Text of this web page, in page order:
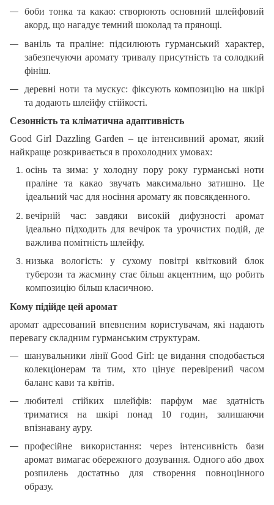
боби тонка та какао: створюють основний шлейфовий
акорд, що нагадує темний шоколад та прянощі.
ваніль та праліне: підсилюють гурманський характер,
забезпечуючи аромату тривалу присутність та солодкий
фініш.
деревні ноти та мускус: фіксують композицію на шкірі
та додають шлейфу стійкості.
Сезонність та кліматична адаптивність
Good Girl Dazzling Garden – це інтенсивний аромат, який
найкраще розкривається в прохолодних умовах:
осінь та зима: у холодну пору року гурманські ноти
праліне та какао звучать максимально затишно. Це
ідеальний час для носіння аромату як повсякденного.
вечірній час: завдяки високій дифузності аромат
ідеально підходить для вечірок та урочистих подій, де
важлива помітність шлейфу.
низька вологість: у сухому повітрі квітковий блок
туберози та жасмину стає більш акцентним, що робить
композицію більш класичною.
Кому підійде цей аромат
аромат адресований впевненим користувачам, які надають
перевагу складним гурманським структурам.
шанувальники лінії Good Girl: це видання сподобається
колекціонерам та тим, хто цінує перевірений часом
баланс кави та квітів.
любителі стійких шлейфів: парфум має здатність
триматися на шкірі понад 10 годин, залишаючи
впізнавану ауру.
професійне використання: через інтенсивність бази
аромат вимагає обережного дозування. Одного або двох
розпилень достатньо для створення повноцінного
образу.